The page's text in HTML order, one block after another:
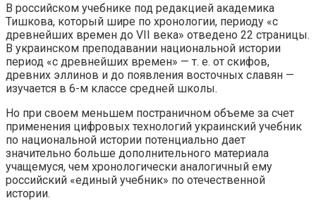
В российском учебнике под редакцией академика
Тишкова, который шире по хронологии, периоду «с
древнейших времен до VII века» отведено 22 страницы.
В украинском преподавании национальной истории
период «с древнейших времен» — т. е. от скифов,
древних эллинов и до появления восточных славян —
изучается в 6-м классе средней школы.
Но при своем меньшем постраничном объеме за счет
применения цифровых технологий украинский учебник
по национальной истории потенциально дает
значительно больше дополнительного материала
учащемуся, чем хронологически аналогичный ему
российский «единый учебник» по отечественной
истории.